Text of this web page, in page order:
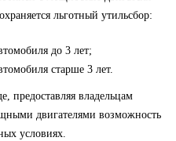
льготный утильсбор:
до 3 лет;
старше 3 лет.
предоставляя владельцам
двигателями возможность
условиях.